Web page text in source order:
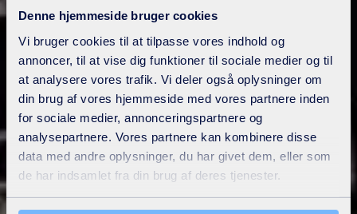
Denne hjemmeside bruger cookies
Vi bruger cookies til at tilpasse vores indhold og
annoncer, til at vise dig funktioner til sociale medier og til
at analysere vores trafik. Vi deler også oplysninger om
din brug af vores hjemmeside med vores partnere inden
for sociale medier, annonceringspartnere og
analysepartnere. Vores partnere kan kombinere disse
data med andre oplysninger, du har givet dem, eller som
de har indsamlet fra din brug af deres tjenester.